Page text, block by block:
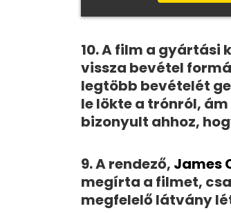
10. A film a gyártási
vissza bevétel
legtöbb bevételét
le lökte a trónról,
bizonyult ahhoz,
9. A rendező, James
megírta a filmet,
megfelelő látvány